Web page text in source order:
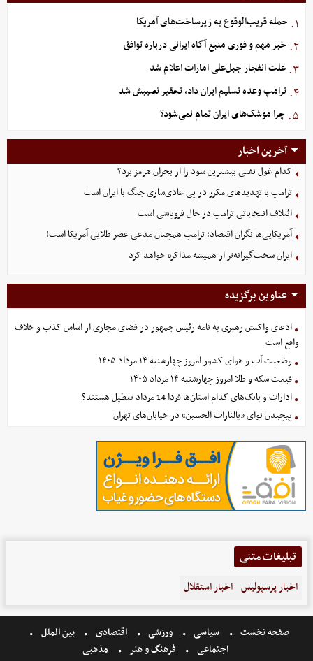
۱. حمله قریب‌الوقوع به زیرساخت‌های آمریکا
۲. خبر مهم و فوری منبع آگاه ایرانی درباره توافق
۳. علت انفجار جبل‌علی امارات اعلام شد
۴. ترامپ وعده تسلیم ایران داد، تحقیر نصیبش شد
۵. چرا موشک‌های ایران تمام نمی‌شود؟
آخرین اخبار
کدام غول نفتی بیشترین سود را از بحران هرمز برد؟
ترامپ با تهدیدهای مکرر در پی عادی‌سازی جنگ با ایران است
ائتلاف انتخاباتی ترامپ در حال فروپاشی است
آمریکایی‌ها نگران اقتصاد؛ ترامپ همچنان مدعی عصر طلایی آمریکا است!
ایران سخت‌گیرانه‌تر از همیشه مذاکره خواهد کرد
عناوین برگزیده
ادعای واکنش رهبری به نامه رئیس جمهور در فضای مجازی از اساس کذب و خلاف
واقع است
وضعیت آب و هوای کشور امروز چهارشنبه ۱۴ مرداد ۱۴۰۵
قیمت سکه و طلا امروز چهارشنبه ۱۴ مرداد ۱۴۰۵
ادارات و بانک‌های کدام استان‌ها فردا 14 مرداد تعطیل هستند؟
پیچیدن نوای «یالثارات الحسین» در خیابان‌های تهران
تبلیغات متنی
اخبار پرسپولیس اخبار استقلال
صفحه نخست سیاسی ورزشی اقتصادی
بین الملل
اجتماعی
فرهنگ و هنر مذهبی